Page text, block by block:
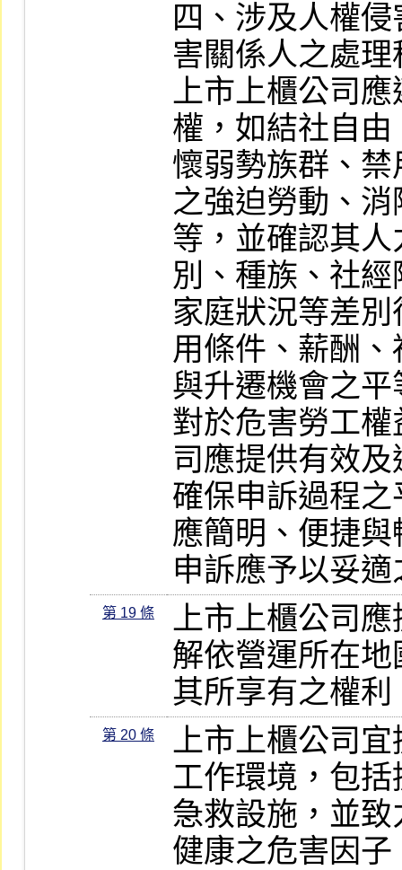
四、涉及人權
害關係人之處理
上市上櫃公司
權，如結社自
懷弱勢族群、
之強迫勞動、
等，並確認其
別、種族、社
家庭狀況等差
用條件、薪酬
與升遷機會之
對於危害勞工
司應提供有效
確保申訴過程
應簡明、便捷
申訴應予以妥
第 19 條
上市上櫃公司
解依營運所在
其所享有之權利
第 20 條
上市上櫃公司
工作環境，包
急救設施，並
健康之危害因